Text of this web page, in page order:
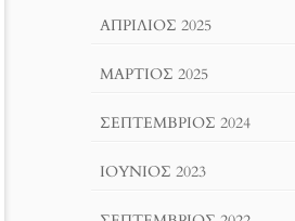
ΑΠΡΊΛΙΟΣ 2025
ΜΆΡΤΙΟΣ 2025
ΣΕΠΤΈΜΒΡΙΟΣ 2024
ΙΟΎΝΙΟΣ 2023